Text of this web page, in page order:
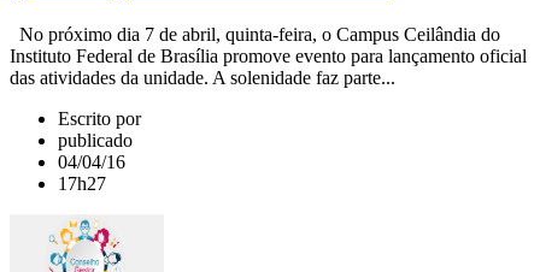
No próximo dia 7 de abril, quinta-feira, o Campus Ceilândia do
Instituto Federal de Brasília promove evento para lançamento oficial
das atividades da unidade. A solenidade faz parte...
Escrito por
publicado
04/04/16
17h27